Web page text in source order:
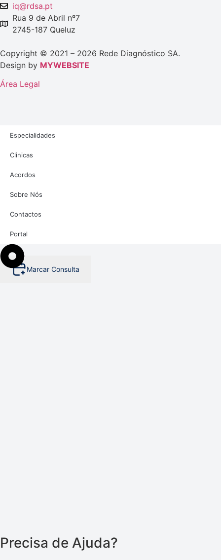
iq@rdsa.pt
Rua 9 de Abril nº7
2745-187 Queluz
Copyright © 2021 – 2026 Rede Diagnóstico SA.
Design by MYWEBSITE
Área Legal
Especialidades
Clinicas
Acordos
Sobre Nós
Contactos
Portal
Marcar Consulta
Precisa de Ajuda?